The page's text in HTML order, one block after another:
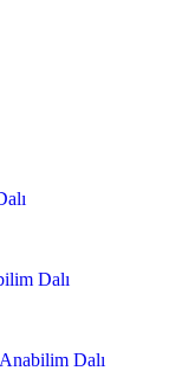
Dalı
Dalı